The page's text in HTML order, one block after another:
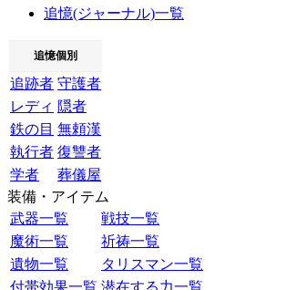
追憶(ジャーナル)一覧
追憶個別
追跡者 守護者
レディ 隠者
鉄の目 無頼漢
執行者 復讐者
学者
葬儀屋
装備・アイテム
武器一覧
戦技一覧
魔術一覧
祈祷一覧
遺物一覧
タリスマン一覧
付帯効果一覧 潜在する力一覧